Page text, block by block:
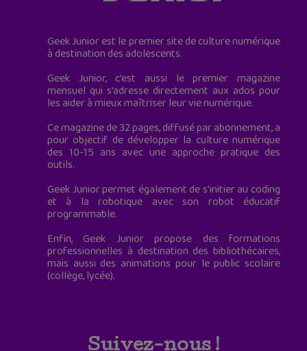
Geek Junior est le premier site de culture numérique
à destination des adolescents.
Geek Junior, c’est aussi le premier magazine
mensuel qui s’adresse directement aux ados pour
les aider à mieux maîtriser leur vie numérique.
Ce magazine de 32 pages, diffusé par abonnement, a
pour objectif de développer la culture numérique
des 10-15 ans avec une approche pratique des
outils.
Geek Junior permet également de s'initier au coding
et à la robotique avec son robot éducatif
programmable.
Enfin, Geek Junior propose des formations
professionnelles à destination des bibliothécaires,
mais aussi des animations pour le public scolaire
(collège, lycée).
Suivez-nous !